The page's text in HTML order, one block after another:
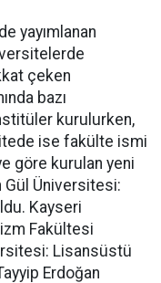
yayımlanan
çeken
bazı
kurulurken,
ise fakülte ismi
göre kurulan yeni
Gül Üniversitesi:
Kayseri
Fakültesi
Lisansüstü
Erdoğan